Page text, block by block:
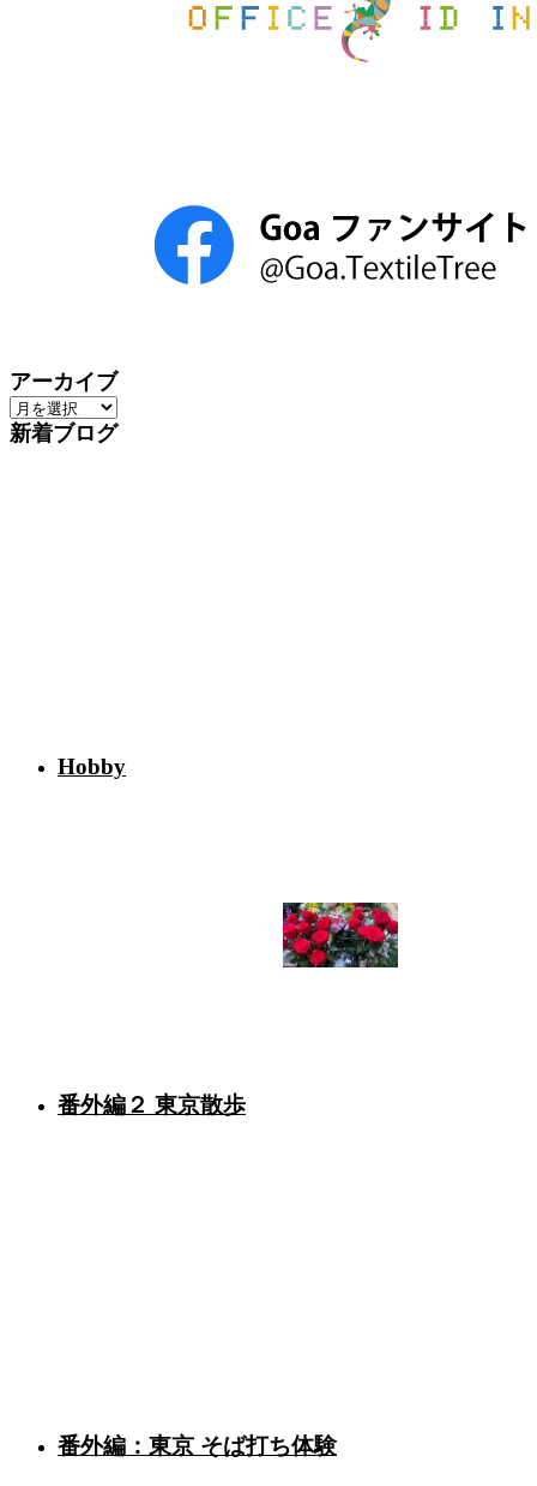
アーカイブ
ア
ー
新着ブログ
Hobby
番外編２ 東京散歩
番外編：東京 そば打ち体験